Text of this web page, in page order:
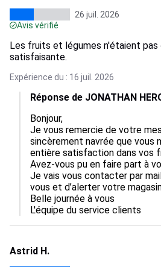
26 juil. 2026
Avis vérifié
Les fruits et légumes n'étaient pas
satisfaisante.
Expérience du : 16 juil. 2026
Réponse de JONATHAN
Bonjour,
Je vous remercie de votre
sincèrement navrée que vous
entière satisfaction dans vos
Avez-vous pu en faire part à
Je vais vous contacter par
vous et d’alerter votre
Belle journée à vous
L'équipe du service clients
Astrid H.